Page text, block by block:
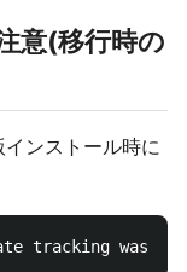
意(移行時の
ンストール時に